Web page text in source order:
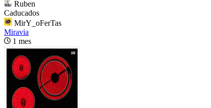
Ruben
Caducados
MirY_oFerTas
Miravia
1 mes